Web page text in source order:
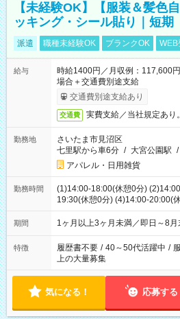
【未経験OK】【服装＆髪色
ッキング・シール貼り｜短期
派遣 職種未経験OK ブランクOK WEB
給与
時給1400円／月収例：117,600
場合＋交通費別途支給
交通費別途支給あり
交通費 実費支給／当社規定あり。
勤務地
さいたま市見沼区
七里駅から車6分 / 大宮公園駅 /
アパレル・日用雑貨
勤務時間
(1)14:00-18:00(休憩0分)
19:30(休憩0分) (4)14:00-20:00(
ます
期間 1ヶ月以上3ヶ月未満／即日～8
特徴 履歴書不要 / 40～50代活躍中 /
上の大量募集
気になる！ 応募する